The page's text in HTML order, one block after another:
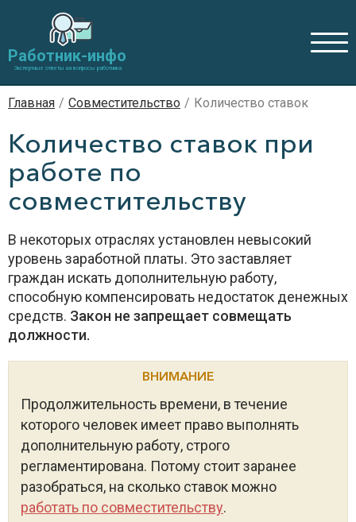
Работник-инфо
Экспертные ответы на вопросы работника
Главная / Совместительство / Количество ставок
Количество ставок при
работе по
совместительству
В некоторых отраслях установлен невысокий
уровень заработной платы. Это заставляет
граждан искать дополнительную работу,
способную компенсировать недостаток денежных
средств. Закон не запрещает совмещать
должности.
ВНИМАНИЕ
Продолжительность времени, в течение
которого человек имеет право выполнять
дополнительную работу, строго
регламентирована. Потому стоит заранее
разобраться, на сколько ставок можно
работать по совместительству.